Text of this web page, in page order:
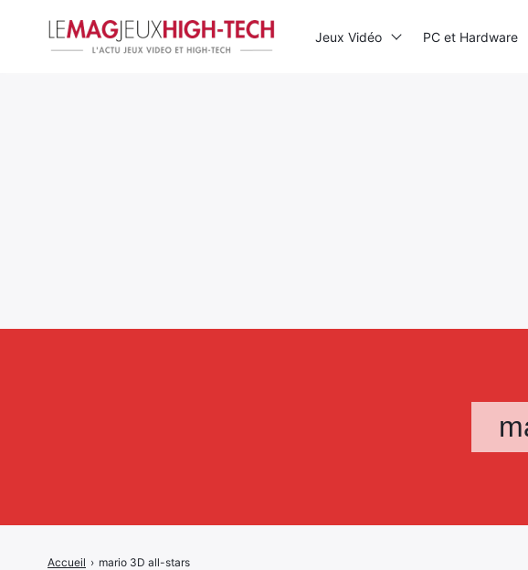
Accueil › mario 3D all-stars
Jeux Vidéo PC et Hardware